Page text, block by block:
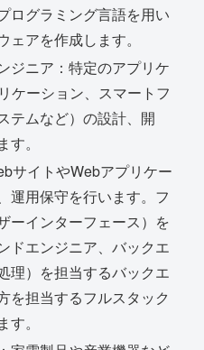
ログラミング言語を用い
アを作成します。
ジニア：特定のアプリケ
ケーション、スマートフ
テムなど）の設計、開
。
サイトやWebアプリケー
運用保守を行います。フ
ーインターフェース）を
ドエンジニア、バックエ
理）を担当するバックエ
を担当するフルスタック
。